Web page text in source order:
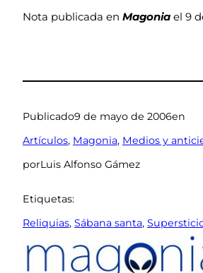
Nota publicada en Magonia el 9
Publicado9 de mayo de 2006en
Artículos, Magonia, Medios y
porLuis Alfonso Gámez
Etiquetas:
Reliquias, Sábana santa,